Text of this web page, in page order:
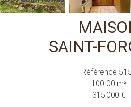
SAINT-
Référence
100.00 m²
315 000 €